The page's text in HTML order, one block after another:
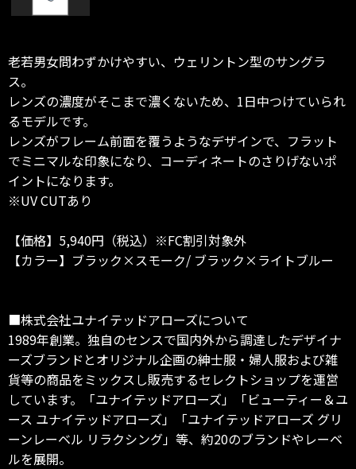
老若男女問わずかけやすい、ウェリントン型のサングラ
ス。
レンズの濃度がそこまで濃くないため、1日中つけていられ
るモデルです。
レンズがフレーム前面を覆うようなデザインで、フラット
でミニマルな印象になり、コーディネートのさりげないポ
イントになります。
※UV CUTあり
【価格】5,940円（税込）※FC割引対象外
【カラー】ブラック×スモーク/ ブラック×ライトブルー
■株式会社ユナイテッドアローズについて
1989年創業。独自のセンスで国内外から調達したデザイナ
ーズブランドとオリジナル企画の紳士服・婦人服および雑
貨等の商品をミックスし販売するセレクトショップを運営
しています。「ユナイテッドアローズ」「ビューティー＆ユ
ース ユナイテッドアローズ」「ユナイテッドアローズ グリ
ーンレーベル リラクシング」等、約20のブランドやレーベ
ルを展開。